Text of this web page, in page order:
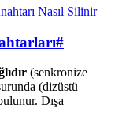
Nasıl Silinir
#
(senkronize
(dizüstü
Dışa